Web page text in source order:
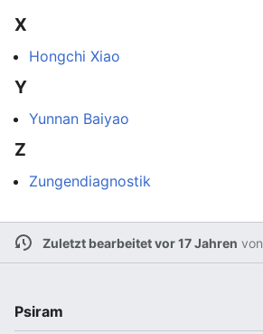
X
Hongchi Xiao
Y
Yunnan Baiyao
Z
Zungendiagnostik
Zuletzt bearbeitet vor 17 Jahren von
Psiram